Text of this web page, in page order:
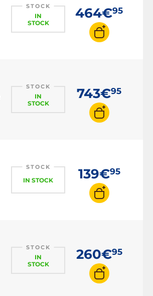
STOCK
IN
STOCK
464€95
STOCK
IN
STOCK
743€95
STOCK
IN STOCK 139€95
STOCK
IN
STOCK
260€95